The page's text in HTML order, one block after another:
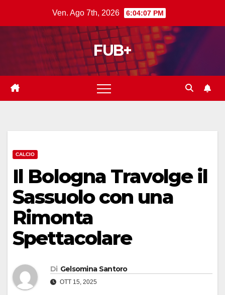
contenuto
Ven. Ago 7th, 2026 6:04:08 PM
FUB+
CALCIO
Il Bologna Travolge il
Sassuolo con una
Rimonta
Spettacolare
Di Gelsomina Santoro
OTT 15, 2025